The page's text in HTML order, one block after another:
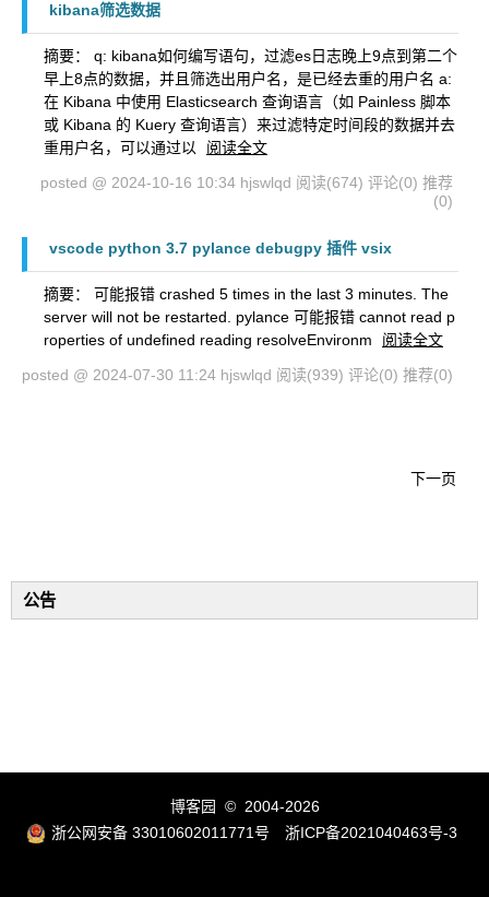
kibana筛选数据
摘要： q: kibana如何编写语句，过滤es日志晚上9点到第二个
早上8点的数据，并且筛选出用户名，是已经去重的用户名 a:
在 Kibana 中使用 Elasticsearch 查询语言（如 Painless 脚本
或 Kibana 的 Kuery 查询语言）来过滤特定时间段的数据并去
重用户名，可以通过以
阅读全文
posted @ 2024-10-16 10:34 hjswlqd 阅读(674) 评论(0) 推荐
(0)
vscode python 3.7 pylance debugpy 插件 vsix
摘要： 可能报错 crashed 5 times in the last 3 minutes. The
server will not be restarted. pylance 可能报错 cannot read p
roperties of undefined reading resolveEnvironm
阅读全文
posted @ 2024-07-30 11:24 hjswlqd 阅读(939) 评论(0) 推荐(0)
下一页
公告
博客园
© 2004-2026
浙公网安备 33010602011771号
浙ICP备2021040463号-3